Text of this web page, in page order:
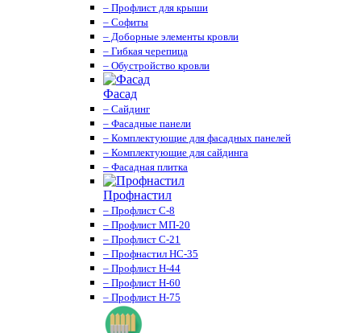
– Профлист для крыши
– Софиты
– Доборные элементы кровли
– Гибкая черепица
– Обустройство кровли
Фасад
– Сайдинг
– Фасадные панели
– Комплектующие для фасадных панелей
– Комплектующие для сайдинга
– Фасадная плитка
Профнастил
– Профлист С-8
– Профлист МП-20
– Профлист С-21
– Профнастил НС-35
– Профлист Н-44
– Профлист Н-60
– Профлист Н-75